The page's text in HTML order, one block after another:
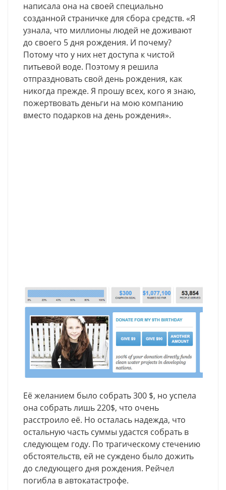
написала она на своей специально
созданной страничке для сбора средств. «Я
узнала, что миллионы людей не доживают
до своего 5 дня рождения. И почему?
Потому что у них нет доступа к чистой
питьевой воде. Поэтому я решила
отпраздновать свой день рождения, как
никогда прежде. Я прошу всех, кого я знаю,
пожертвовать деньги на мою компанию
вместо подарков на день рождения».
Её желанием было собрать 300 $, но успела
она собрать лишь 220$, что очень
расстроило её. Но осталась надежда, что
остальную часть суммы удастся собрать в
следующем году. По трагическому стечению
обстоятельств, ей не суждено было дожить
до следующего дня рождения. Рейчел
погибла в автокатастрофе.